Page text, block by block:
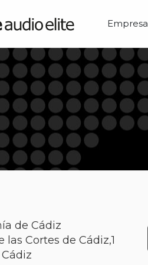
Empresa
de Cádiz
las Cortes de Cádiz,1
Cádiz